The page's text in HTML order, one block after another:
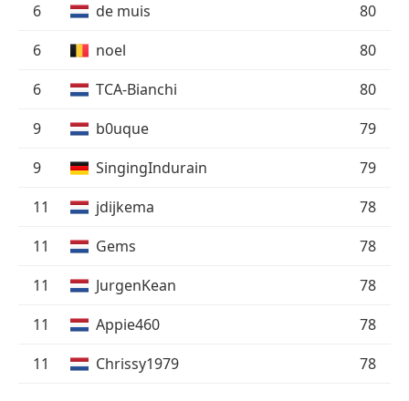
6
de muis
80
6
noel
80
6
TCA-Bianchi
80
9
b0uque
79
9
SingingIndurain
79
11
jdijkema
78
11
Gems
78
11
JurgenKean
78
11
Appie460
78
11
Chrissy1979 78